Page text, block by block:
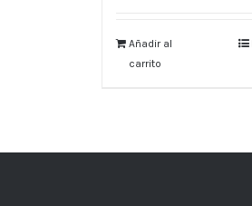
Añadir al
carrito